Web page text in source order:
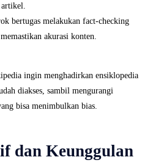
bertugas melakukan fact-checking
akurasi konten.
ingin menghadirkan ensiklopedia
diakses, sambil mengurangi
bisa menimbulkan bias.
dan Keunggulan